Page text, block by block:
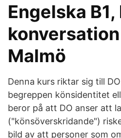
Engelska
Malmö
Denna kurs riktar sig till
begreppen könsidentitet
beror på att DO anser att
("könsöverskridande")
bild av att personer som